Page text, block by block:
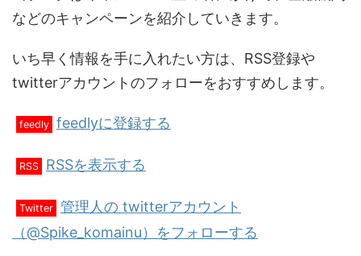
などのキャンペーンを紹介していきます。
いち早く情報を手に入れたい方は、RSS登録や
twitterアカウントのフォローをおすすめします。
feedly feedlyに登録する
RSS RSSを表示する
Twitter 管理人の twitterアカウント
（@Spike_komainu）をフォローする